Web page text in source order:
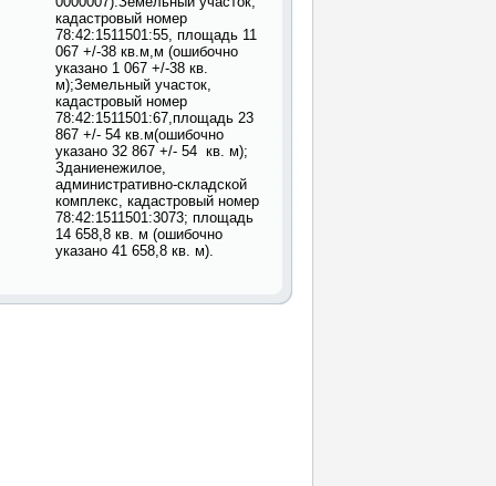
кадастровый номер
78:42:1511501:55, площадь 11
067 +/-38 кв.м,м (ошибочно
указано 1 067 +/-38 кв.
м);Земельный участок,
кадастровый номер
78:42:1511501:67,площадь 23
867 +/- 54 кв.м(ошибочно
указано 32 867 +/- 54 кв. м);
Зданиенежилое,
административно-складской
комплекс, кадастровый номер
78:42:1511501:3073; площадь
14 658,8 кв. м (ошибочно
указано 41 658,8 кв. м).